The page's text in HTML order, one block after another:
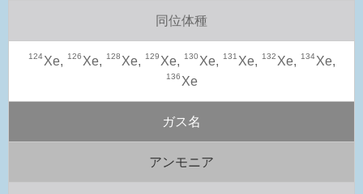
同位体種
124Xe, 126 Xe, 128 Xe, 129 Xe, 130 Xe, 131 Xe, 132 Xe, 134Xe,
136 Xe
ガス名
アンモニア